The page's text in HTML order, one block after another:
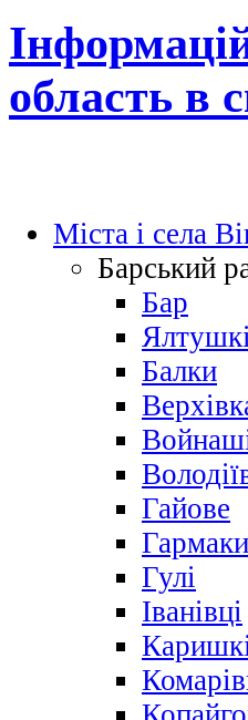
область в
Міста і села
Барський
Бар
Балки
Гайове
Гармаки
Гулі
Іванівці